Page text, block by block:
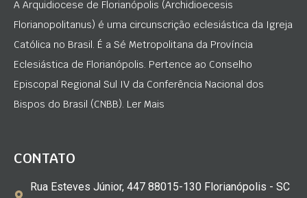
A Arquidiocese de Florianópolis (Archidioecesis
Florianopolitanus) é uma circunscrição eclesiástica da Igreja
Católica no Brasil. É a Sé Metropolitana da Província
Eclesiástica de Florianópolis. Pertence ao Conselho
Episcopal Regional Sul IV da Conferência Nacional dos
Bispos do Brasil (CNBB). Ler Mais
CONTATO
Rua Esteves Júnior, 447 88015-130 Florianópolis - SC